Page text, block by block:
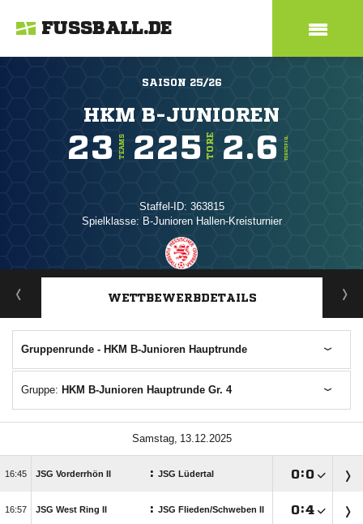
FUSSBALL.DE
SAISON 25/26
HKM B-JUNIOREN
23 TEAMS 225 TORE 2.6 TORE/SPIEL
Staffel-ID: 363815
Spielklasse: B-Junioren Hallen-Kreisturnier
ANZEIGE
WETTBEWERBDETAILS
Gruppenrunde - HKM B-Junioren Hauptrunde
Gruppe: HKM B-Junioren Hauptrunde Gr. 4
 
 JSG Vorderrhön II : JSG Lüdertal :
 JSG West Ring II : JSG Flieden/​Schweben II :